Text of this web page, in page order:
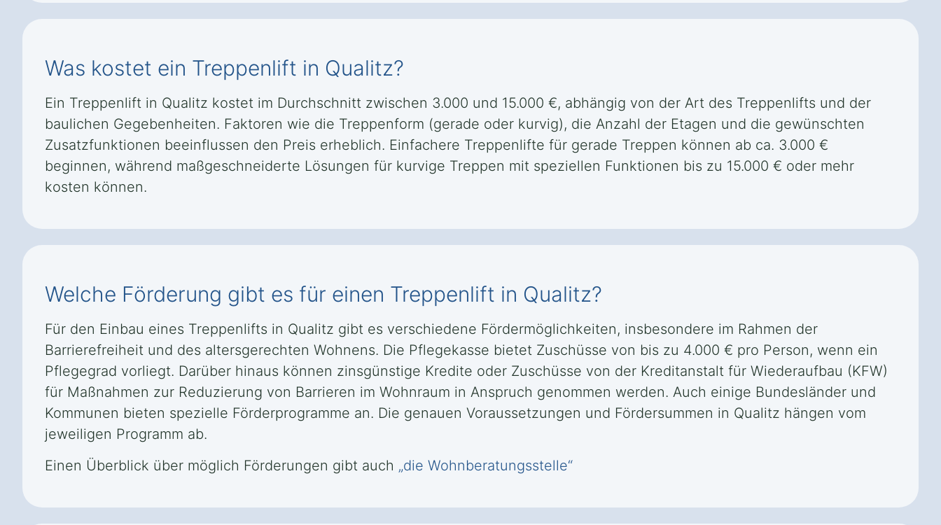
Was kostet ein Treppenlift in Qualitz?
Ein Treppenlift in Qualitz kostet im Durchschnitt zwischen 3.000 und 15.000 €, abhängig von der Art des Treppenlifts und der
baulichen Gegebenheiten. Faktoren wie die Treppenform (gerade oder kurvig), die Anzahl der Etagen und die gewünschten
Zusatzfunktionen beeinflussen den Preis erheblich. Einfachere Treppenlifte für gerade Treppen können ab ca. 3.000 €
beginnen, während maßgeschneiderte Lösungen für kurvige Treppen mit speziellen Funktionen bis zu 15.000 € oder mehr
kosten können.
Welche Förderung gibt es für einen Treppenlift in Qualitz?
Für den Einbau eines Treppenlifts in Qualitz gibt es verschiedene Fördermöglichkeiten, insbesondere im Rahmen der
Barrierefreiheit und des altersgerechten Wohnens. Die Pflegekasse bietet Zuschüsse von bis zu 4.000 € pro Person, wenn ein
Pflegegrad vorliegt. Darüber hinaus können zinsgünstige Kredite oder Zuschüsse von der Kreditanstalt für Wiederaufbau (KFW)
für Maßnahmen zur Reduzierung von Barrieren im Wohnraum in Anspruch genommen werden. Auch einige Bundesländer und
Kommunen bieten spezielle Förderprogramme an. Die genauen Voraussetzungen und Fördersummen in Qualitz hängen vom
jeweiligen Programm ab.
Einen Überblick über möglich Förderungen gibt auch „die Wohnberatungsstelle“